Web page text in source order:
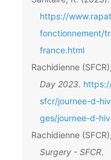
https://
fonctionnement/
france.html
Rachidienne
Day 2023.
sfcr/journee-d-
ges/journee-d-
Rachidienne
Surgery - SFCR.